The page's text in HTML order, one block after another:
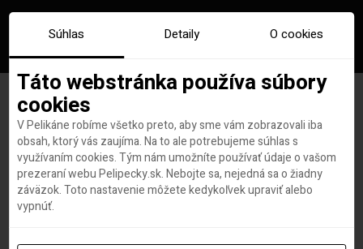
Horúca jar na Korfu: letenky z
Bratislavy od 62 eur
Súhlas Detaily O cookies
Táto webstránka používa súbory
cookies
V Pelikáne robíme všetko preto, aby sme vám zobrazovali iba
obsah, ktorý vás zaujíma. Na to ale potrebujeme súhlas s
využívaním cookies. Tým nám umožníte používať údaje o vašom
prezeraní webu Pelipecky.sk. Nebojte sa, nejedná sa o žiadny
záväzok. Toto nastavenie môžete kedykoľvek upraviť alebo
vypnúť.